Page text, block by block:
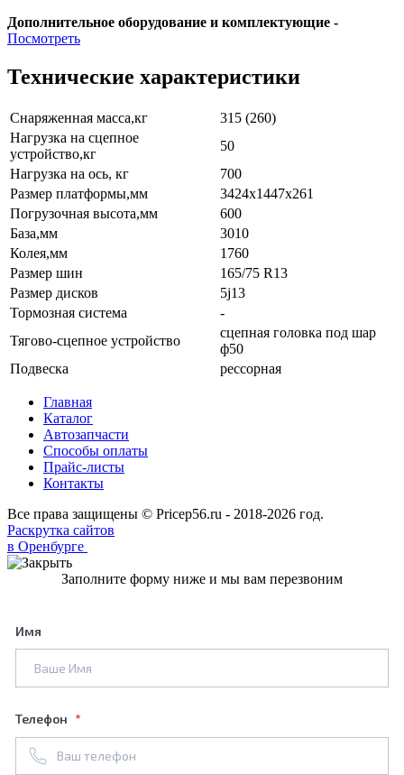
Дополнительное оборудование и комплектующие -
Посмотреть
Технические характеристики
Снаряженная масса,кг
315 (260)
Нагрузка на сцепное
устройство,кг
50
Нагрузка на ось, кг
700
Размер платформы,мм
3424х1447х261
Погрузочная высота,мм
600
База,мм
3010
Колея,мм
1760
Размер шин
165/75 R13
Размер дисков
5j13
Тормозная система
-
Тягово-сцепное устройство
сцепная головка под шар
ф50
Подвеска
рессорная
Главная
Каталог
Автозапчасти
Способы оплаты
Прайс-листы
Контакты
Все права защищены © Pricep56.ru - 2018-2026 год.
Раскрутка сайтов
в Оренбурге
Заполните форму ниже и мы вам перезвоним
Имя
Телефон